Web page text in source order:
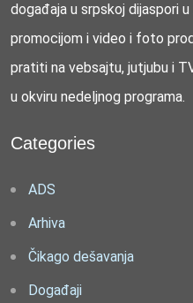
događaja u srpskoj dijaspori
promocijom i video i foto
pratiti na vebsajtu, jutjubu i
u okviru nedeljnog programa.
Categories
ADS
Arhiva
Čikago dešavanja
Događaji